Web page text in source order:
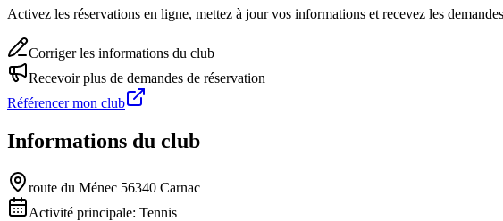
Activez les réservations en ligne, mettez à jour vos informations et recevez les
Corriger les informations du club
Recevoir plus de demandes de réservation
Référencer mon club
Informations du club
route du Ménec 56340 Carnac
Activité principale: Tennis